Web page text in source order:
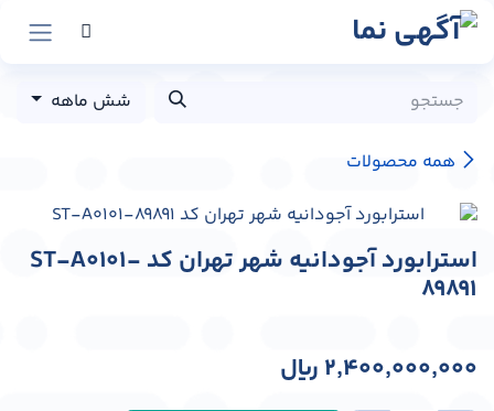
پرش به محتوا
همه محصولات
شش ماهه
استرابورد آجودانیه شهر تهران کد ST-A0101-
89891
2,400,000,000 ﷼